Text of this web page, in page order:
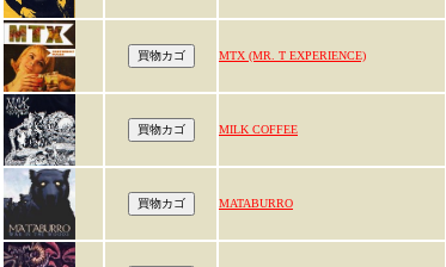
MTX (MR. T EXPERIENCE)
MILK COFFEE
MATABURRO